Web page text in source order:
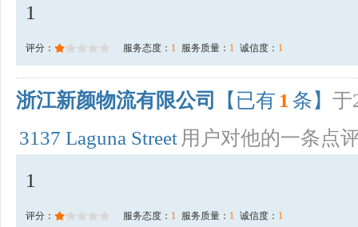
1
评分： 服务态度： 1 服务质量： 1 诚信度： 1
浙江新颜物流有限公司 【已有 1 条】 于
3137 Laguna Street 用户对他的一条点
1
评分： 服务态度： 1 服务质量： 1 诚信度： 1